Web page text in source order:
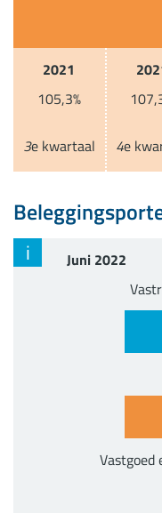
2021
105,3%
3e kwartaal 4e
i
Juni 2022
Vastgoed